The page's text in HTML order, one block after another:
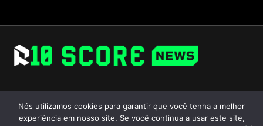
Follow Us
Nós utilizamos cookies para garantir que você tenha a melhor
experiência em nosso site. Se você continua a usar este site,